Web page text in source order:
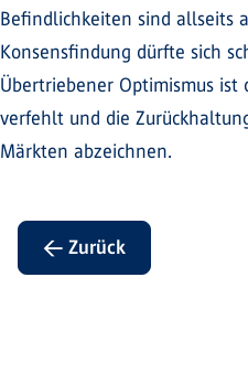
Befindlichkeiten sind allseits
Konsensfindung dürfte sich
Übertriebener Optimismus ist
verfehlt und die
Märkten abzeichnen.
← Zurück